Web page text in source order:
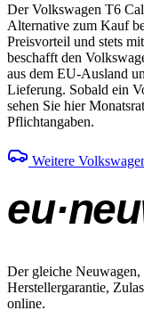
Der Volkswagen T6
Alternative zum Kauf
Preisvorteil und stets
beschafft den
aus dem EU-Ausland
Lieferung. Sobald ein
sehen Sie hier
Pflichtangaben.
Weitere
Der gleiche
Herstellergarantie,
online.